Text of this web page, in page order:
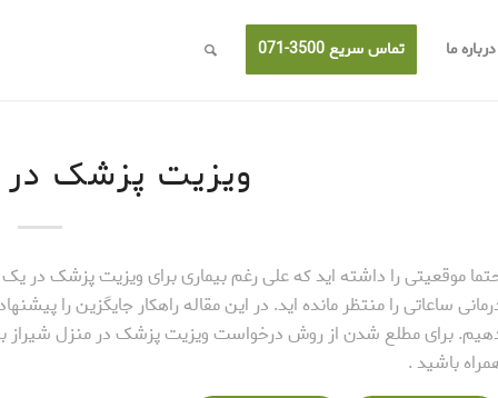
درباره ما تماس سریع 3500-071
ویزیت پزشک در
موقعیتی را داشته اید که علی رغم بیماری برای ویزیت پزشک در یک
ساعاتی را منتظر مانده اید. در این مقاله راهکار جایگزین را
برای مطلع شدن از روش درخواست ویزیت پزشک در منزل شیراز
باشید .